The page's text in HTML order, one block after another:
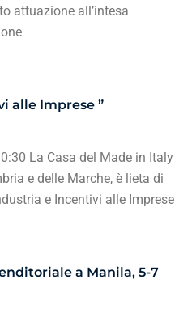
attuazione all’intesa
alle Imprese ”
La Casa del Made in Italy
e delle Marche, è lieta di
e Incentivi alle Imprese
a Manila, 5-7